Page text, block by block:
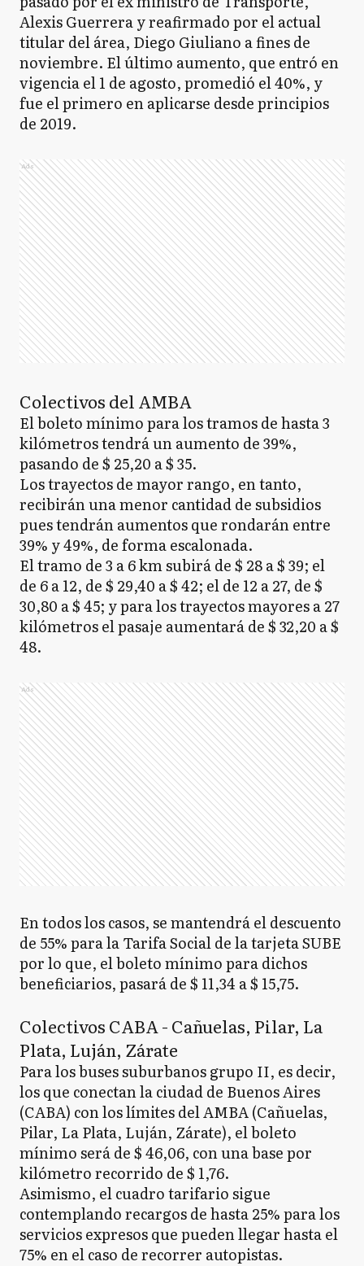
Alexis Guerrera y reafirmado por el actual
titular del área, Diego Giuliano a fines de
noviembre. El último aumento, que entró en
vigencia el 1 de agosto, promedió el 40%, y
fue el primero en aplicarse desde principios
de 2019.
Ads
Colectivos del AMBA
El boleto mínimo para los tramos de hasta 3
kilómetros tendrá un aumento de 39%,
pasando de $ 25,20 a $ 35.
Los trayectos de mayor rango, en tanto,
recibirán una menor cantidad de subsidios
pues tendrán aumentos que rondarán entre
39% y 49%, de forma escalonada.
El tramo de 3 a 6 km subirá de $ 28 a $ 39; el
de 6 a 12, de $ 29,40 a $ 42; el de 12 a 27, de $
30,80 a $ 45; y para los trayectos mayores a 27
kilómetros el pasaje aumentará de $ 32,20 a $
48.
Ads
En todos los casos, se mantendrá el descuento
de 55% para la Tarifa Social de la tarjeta SUBE
por lo que, el boleto mínimo para dichos
beneficiarios, pasará de $ 11,34 a $ 15,75.
Colectivos CABA - Cañuelas, Pilar, La
Plata, Luján, Zárate
Para los buses suburbanos grupo II, es decir,
los que conectan la ciudad de Buenos Aires
(CABA) con los límites del AMBA (Cañuelas,
Pilar, La Plata, Luján, Zárate), el boleto
mínimo será de $ 46,06, con una base por
kilómetro recorrido de $ 1,76.
Asimismo, el cuadro tarifario sigue
contemplando recargos de hasta 25% para los
servicios expresos que pueden llegar hasta el
75% en el caso de recorrer autopistas.